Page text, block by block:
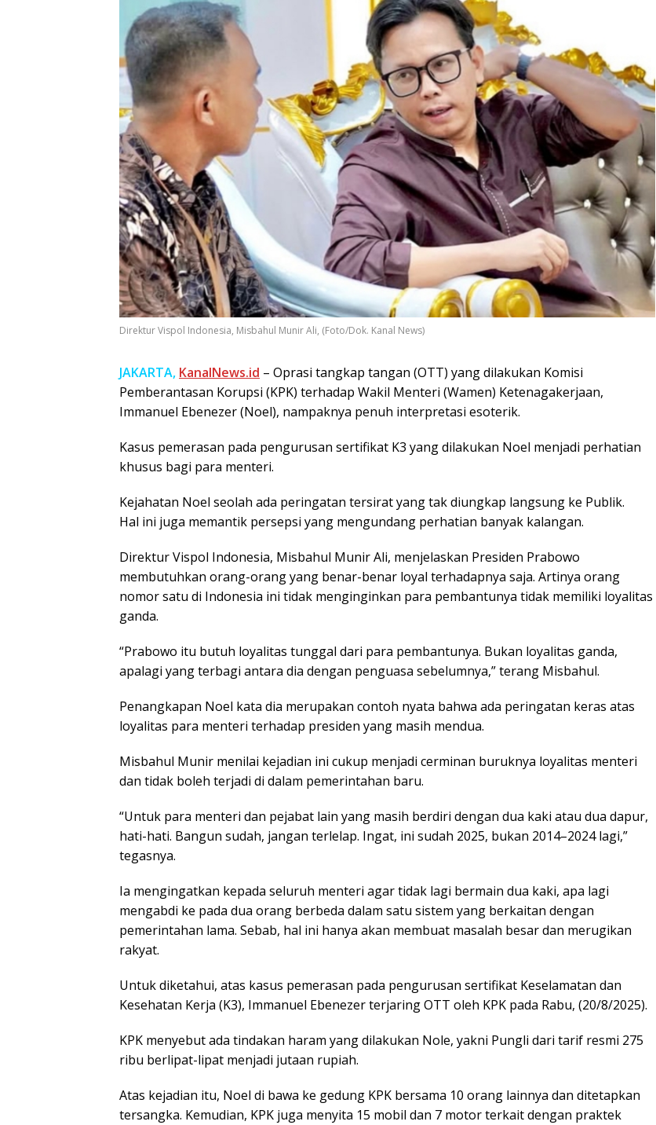
Direktur Vispol Indonesia, Misbahul Munir Ali, (Foto/Dok. Kanal News)
JAKARTA, KanalNews.id – Oprasi tangkap tangan (OTT) yang dilakukan Komisi
Pemberantasan Korupsi (KPK) terhadap Wakil Menteri (Wamen) Ketenagakerjaan,
Immanuel Ebenezer (Noel), nampaknya penuh interpretasi esoterik.
Kasus pemerasan pada pengurusan sertifikat K3 yang dilakukan Noel menjadi perhatian
khusus bagi para menteri.
Kejahatan Noel seolah ada peringatan tersirat yang tak diungkap langsung ke Publik.
Hal ini juga memantik persepsi yang mengundang perhatian banyak kalangan.
Direktur Vispol Indonesia, Misbahul Munir Ali, menjelaskan Presiden Prabowo
membutuhkan orang-orang yang benar-benar loyal terhadapnya saja. Artinya orang
nomor satu di Indonesia ini tidak menginginkan para pembantunya tidak memiliki loyalitas
ganda.
“Prabowo itu butuh loyalitas tunggal dari para pembantunya. Bukan loyalitas ganda,
apalagi yang terbagi antara dia dengan penguasa sebelumnya,” terang Misbahul.
Penangkapan Noel kata dia merupakan contoh nyata bahwa ada peringatan keras atas
loyalitas para menteri terhadap presiden yang masih mendua.
Misbahul Munir menilai kejadian ini cukup menjadi cerminan buruknya loyalitas menteri
dan tidak boleh terjadi di dalam pemerintahan baru.
“Untuk para menteri dan pejabat lain yang masih berdiri dengan dua kaki atau dua dapur,
hati-hati. Bangun sudah, jangan terlelap. Ingat, ini sudah 2025, bukan 2014–2024 lagi,”
tegasnya.
Ia mengingatkan kepada seluruh menteri agar tidak lagi bermain dua kaki, apa lagi
mengabdi ke pada dua orang berbeda dalam satu sistem yang berkaitan dengan
pemerintahan lama. Sebab, hal ini hanya akan membuat masalah besar dan merugikan
rakyat.
Untuk diketahui, atas kasus pemerasan pada pengurusan sertifikat Keselamatan dan
Kesehatan Kerja (K3), Immanuel Ebenezer terjaring OTT oleh KPK pada Rabu, (20/8/2025).
KPK menyebut ada tindakan haram yang dilakukan Nole, yakni Pungli dari tarif resmi 275
ribu berlipat-lipat menjadi jutaan rupiah.
Atas kejadian itu, Noel di bawa ke gedung KPK bersama 10 orang lainnya dan ditetapkan
tersangka. Kemudian, KPK juga menyita 15 mobil dan 7 motor terkait dengan praktek